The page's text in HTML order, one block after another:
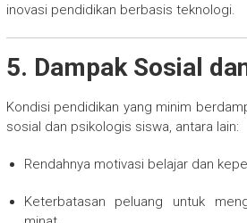
inovasi pendidikan berbasis teknologi.
5. Dampak Sosial
Kondisi pendidikan yang minim
sosial dan psikologis siswa, antara lain:
Rendahnya motivasi belajar dan
Keterbatasan peluang untuk